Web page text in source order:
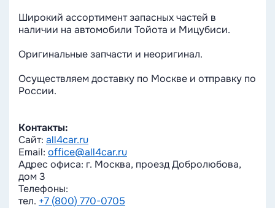
Широкий ассортимент запасных частей в
наличии на автомобили Тойота и Мицубиси.
Оригинальные запчасти и неоригинал.
Осуществляем доставку по Москве и отправку по
России.
Контакты:
Сайт: all4car.ru
Email: office@all4car.ru
Адрес офиса: г. Москва, проезд Добролюбова,
дом 3
Телефоны:
тел. +7 (800) 770-0705